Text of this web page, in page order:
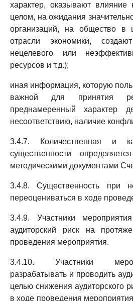
характер, оказывают
целом, на ожидания
организаций, на общество в
отрасли экономики,
нецелевого или
ресурсов и т.д.);
иная информация, которую
важной для принятия
преднамеренный характер
несоответствию, наличие
3.4.7. Количественная и
существенности
методическими документами
3.4.8. Существенность при
переоцениваться в ходе
3.4.9. Участники
аудиторский риск на
проведения мероприятия.
3.4.10. Участники
разрабатывать и проводить
целью снижения аудиторского
в ходе проведения